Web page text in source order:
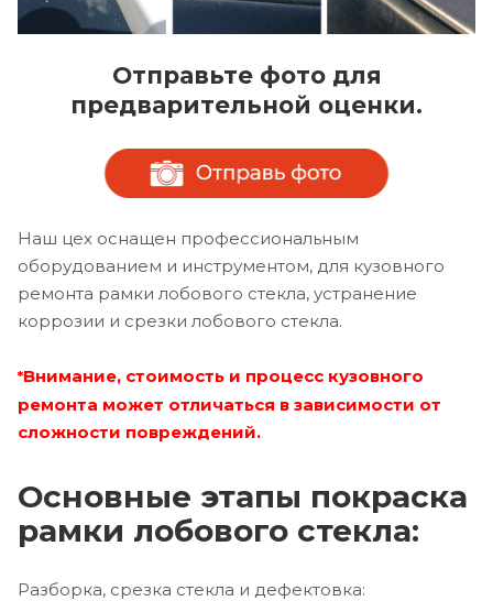
Отправьте фото для
предварительной оценки.
Наш цех оснащен профессиональным
оборудованием и инструментом, для кузовного
ремонта рамки лобового стекла, устранение
коррозии и срезки лобового стекла.
*Внимание, стоимость и процесс кузовного
ремонта может отличаться в зависимости от
сложности повреждений.
Основные этапы покраска
рамки лобового стекла:
Разборка, срезка стекла и дефектовка: